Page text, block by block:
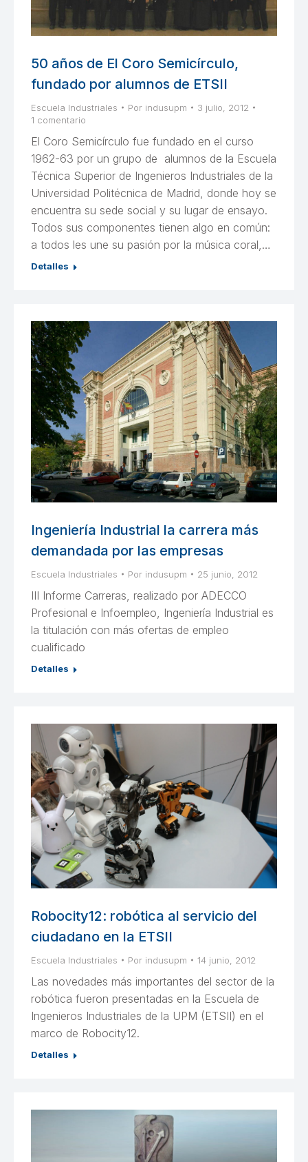
50 años de El Coro Semicírculo,
fundado por alumnos de ETSII
Escuela Industriales Por indusupm
3 julio, 2012
1 comentario
El Coro Semicírculo fue fundado en el curso
1962-63 por un grupo de alumnos de la Escuela
Técnica Superior de Ingenieros Industriales de la
Universidad Politécnica de Madrid, donde hoy se
encuentra su sede social y su lugar de ensayo.
Todos sus componentes tienen algo en común:
a todos les une su pasión por la música coral,…
Detalles
Ingeniería Industrial la carrera más
demandada por las empresas
Escuela Industriales Por indusupm 25 junio, 2012
III Informe Carreras, realizado por ADECCO
Profesional e Infoempleo, Ingeniería Industrial es
la titulación con más ofertas de empleo
cualificado
Detalles
Robocity12: robótica al servicio del
ciudadano en la ETSII
Escuela Industriales Por indusupm 14 junio, 2012
Las novedades más importantes del sector de la
robótica fueron presentadas en la Escuela de
Ingenieros Industriales de la UPM (ETSII) en el
marco de Robocity12.
Detalles